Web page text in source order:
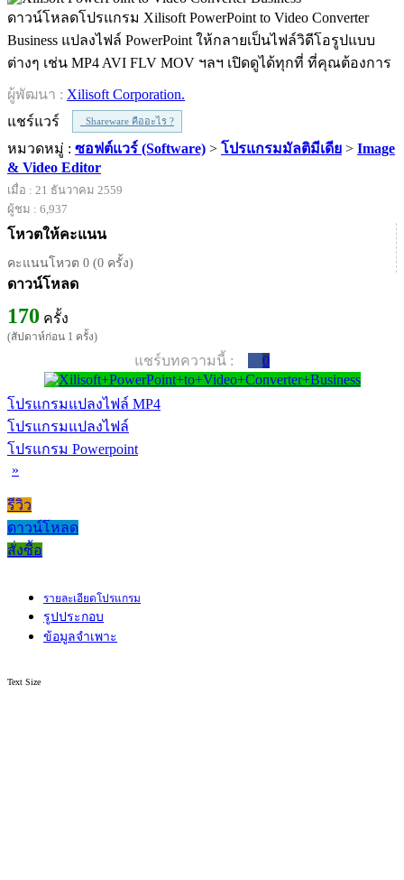
ดาวน์โหลดโปรแกรม Xilisoft PowerPoint to Video Converter
Business แปลงไฟล์ PowerPoint ให้กลายเป็นไฟล์วิดีโอรูปแบบ
ต่างๆ เช่น MP4 AVI FLV MOV ฯลฯ เปิดดูได้ทุกที่ ที่คุณต้องการ
ผู้พัฒนา : Xilisoft Corporation.
แชร์แวร์
Shareware คืออะไร ?
หมวดหมู่ : ซอฟต์แวร์ (Software) > โปรแกรมมัลติมีเดีย > Image
& Video Editor
เมื่อ : 21 ธันวาคม 2559
ผู้ชม : 6,937
โหวตให้คะแนน
คะแนนโหวต 0 (0 ครั้ง)
ดาวน์โหลด
170 ครั้ง
(สัปดาห์ก่อน 1 ครั้ง)
แชร์บทความนี้ : 0
โปรแกรมแปลงไฟล์ MP4
โปรแกรมแปลงไฟล์
โปรแกรม Powerpoint
»
รีวิว
ดาวน์โหลด
สั่งซื้อ
รายละเอียดโปรแกรม
รูปประกอบ
ข้อมูลจำเพาะ
Text Size